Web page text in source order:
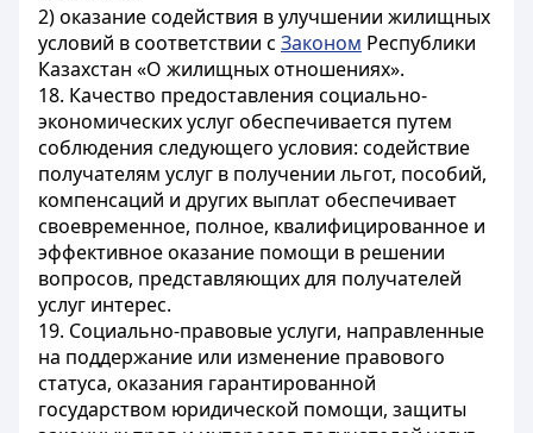
2) оказание содействия в улучшении жилищных
условий в соответствии с Законом Республики
Казахстан «О жилищных отношениях».
18. Качество предоставления социально-
экономических услуг обеспечивается путем
соблюдения следующего условия: содействие
получателям услуг в получении льгот, пособий,
компенсаций и других выплат обеспечивает
своевременное, полное, квалифицированное и
эффективное оказание помощи в решении
вопросов, представляющих для получателей
услуг интерес.
19. Социально-правовые услуги, направленные
на поддержание или изменение правового
статуса, оказания гарантированной
государством юридической помощи, защиты